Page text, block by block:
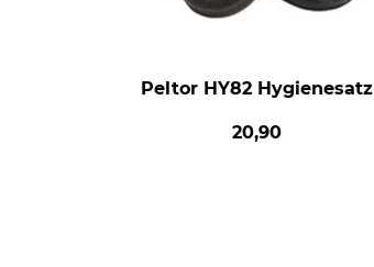
Peltor HY82 Hygienesatz
20,90